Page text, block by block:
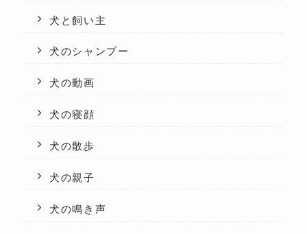
犬と飼い主
犬のシャンプー
犬の動画
犬の寝顔
犬の散歩
犬の親子
犬の鳴き声